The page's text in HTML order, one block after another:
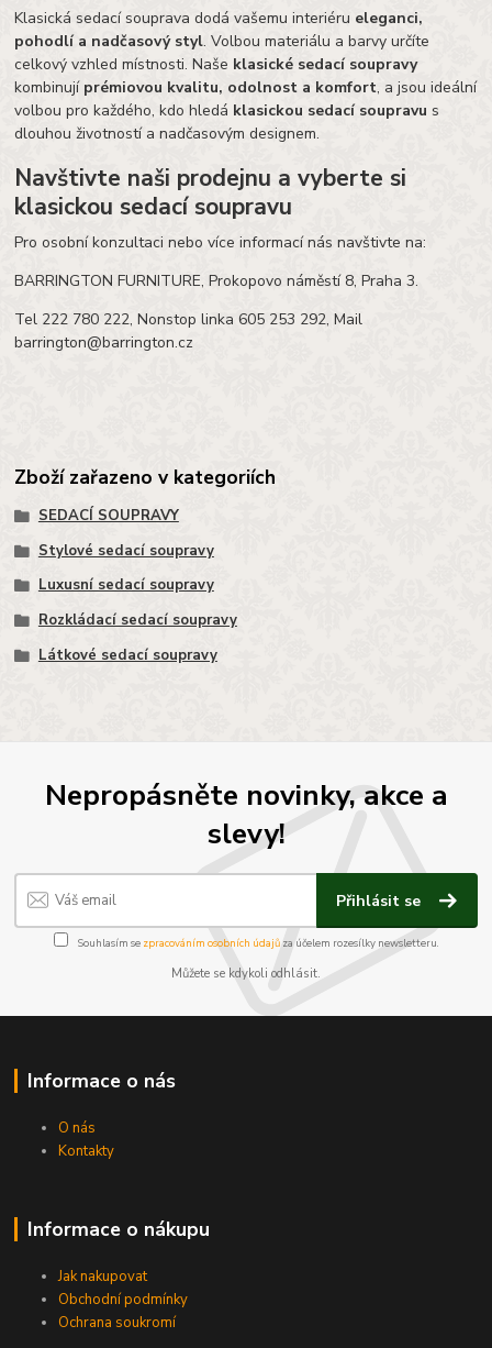
Klasická sedací souprava dodá vašemu interiéru eleganci,
pohodlí a nadčasový styl. Volbou materiálu a barvy určíte
celkový vzhled místnosti. Naše klasické sedací soupravy
kombinují prémiovou kvalitu, odolnost a komfort, a jsou ideální
volbou pro každého, kdo hledá klasickou sedací soupravu s
dlouhou životností a nadčasovým designem.
Navštivte naši prodejnu a vyberte si
klasickou sedací soupravu
Pro osobní konzultaci nebo více informací nás navštivte na:
BARRINGTON FURNITURE, Prokopovo náměstí 8, Praha 3.
Tel 222 780 222, Nonstop linka 605 253 292, Mail
barrington@barrington.cz
Zboží zařazeno v kategoriích
SEDACÍ SOUPRAVY
Stylové sedací soupravy
Luxusní sedací soupravy
Rozkládací sedací soupravy
Látkové sedací soupravy
Nepropásněte novinky, akce a
slevy!
Přihlásit se
Souhlasím se zpracováním osobních údajůza účelem rozesílky newsletteru.
Můžete se kdykoli odhlásit.
Informace o nás
O nás
Kontakty
Informace o nákupu
Jak nakupovat
Obchodní podmínky
Ochrana soukromí